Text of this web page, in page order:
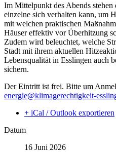
Im Mittelpunkt des Abends
einzelne sich verhalten kann, um
mit welchen praktischen
Häuser effektiv vor Überhitzung
Zudem wird beleuchtet, welche
Stadt mit ihrem aktuellen
Lebensqualität in Esslingen auch
sichern.
Der Eintritt ist frei. Bitte um
energie@klimagerechtigkeit-
+ iCal / Outlook exportieren
Datum
16 Juni 2026